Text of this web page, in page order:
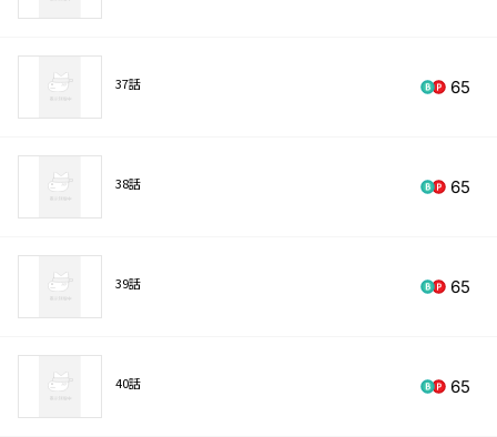
37話 65
38話 65
39話 65
40話 65